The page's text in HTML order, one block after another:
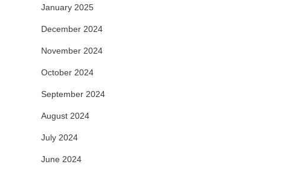
January 2025
December 2024
November 2024
October 2024
September 2024
August 2024
July 2024
June 2024